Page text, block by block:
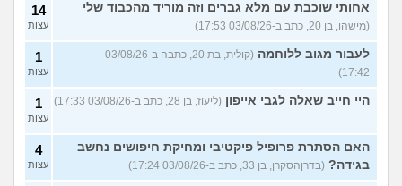
אחותי שוכבת עם מלא גברים וזה מוריד מהכבוד שלי
(מישהו, בן 20, כתב ב-03/08/26 17:53)
14
עצות
לעבור מגוב ללוחמה
(קולית, בת 20, כתבה ב-03/08/26
17:42)
1
עצות
היי חייב שאלה לגבי אייפון (ליעוז, בן 28, כתב ב-03/08/26 17:33) 1
עצות
האם הסתרת פרופיל פיקטיבי ומחיקת חיפושים נחשב
בגידה? (בדרןהסקרן, בן 33, כתב ב-03/08/26 17:24)
4
עצות